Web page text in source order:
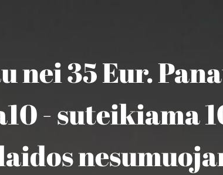
nei 35 Eur.
- suteikiama